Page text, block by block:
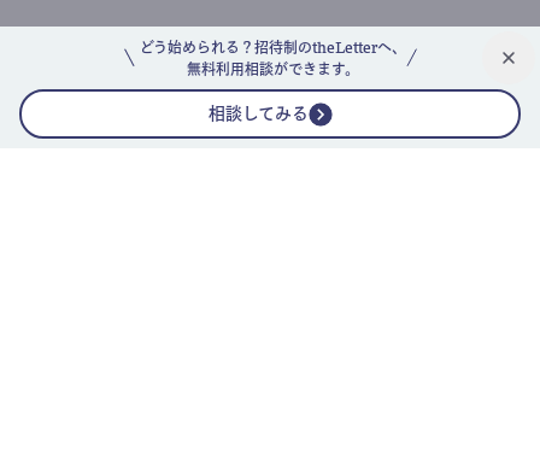
どう始められる？招待制のtheLetterへ、
無料利用相談ができます。
相談してみる